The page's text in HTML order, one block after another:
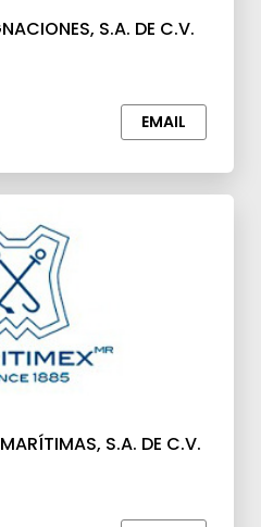
S.A. DE C.V.
EMAIL
S.A. DE C.V.